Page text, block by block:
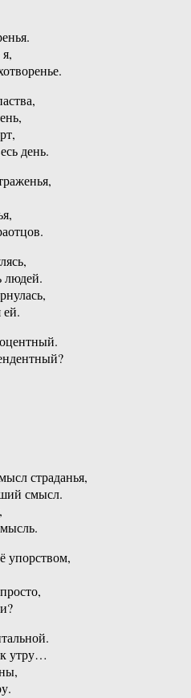
день.
людей.
ей.
страданья,
смысл.
упорством,
утру…